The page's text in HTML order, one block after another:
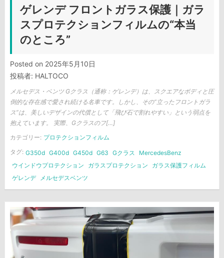
ゲレンデ フロントガラス保護｜ガラ
スプロテクションフィルムの“本当
のところ”
Posted on 2025年5月10日
投稿者: HALTOCO
メルセデス・ベンツ Gクラス（通称：ゲレンデ）は、スクエアなボディと圧
倒的な存在感で愛され続ける名車です。しかし、その“立ったフロントガラ
ス”は、美しいデザインの代償として「飛び石で割れやすい」という弱点を
抱えています。 実際、Gクラスのフ[…]
カテゴリー: プロテクションフィルム
タグ: G350d G400d G450d G63 Gクラス
MercedesBenz
ウインドウプロテクション
ガラスプロテクション
ガラス保護フィルム
ゲレンデ
メルセデスベンツ